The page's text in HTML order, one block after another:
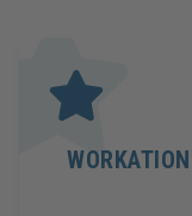
WORKATION